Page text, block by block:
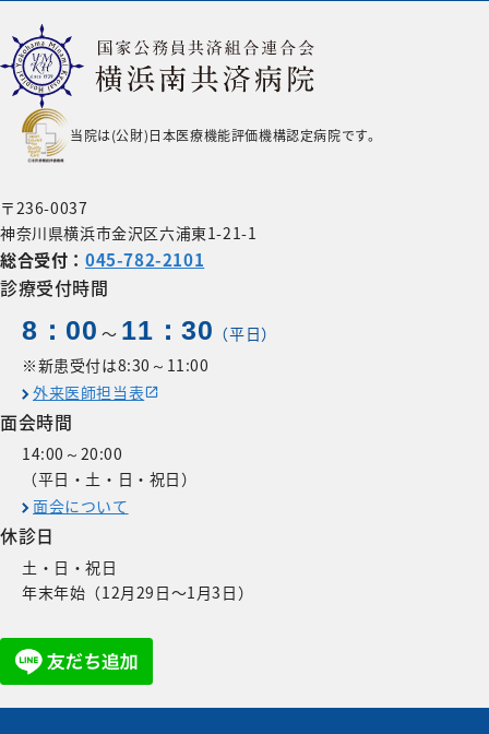
当院は(公財)日本医療機能評価機構認定病院です。
〒236-0037
神奈川県横浜市金沢区六浦東1-21-1
総合受付：045-782-2101
診療受付時間
8：00 〜 11：30 （平日）
※新患受付は8:30～11:00
外来医師担当表
面会時間
14:00～20:00
（平日・土・日・祝日）
面会について
休診日
土・日・祝日
年末年始（12月29日〜1月3日）